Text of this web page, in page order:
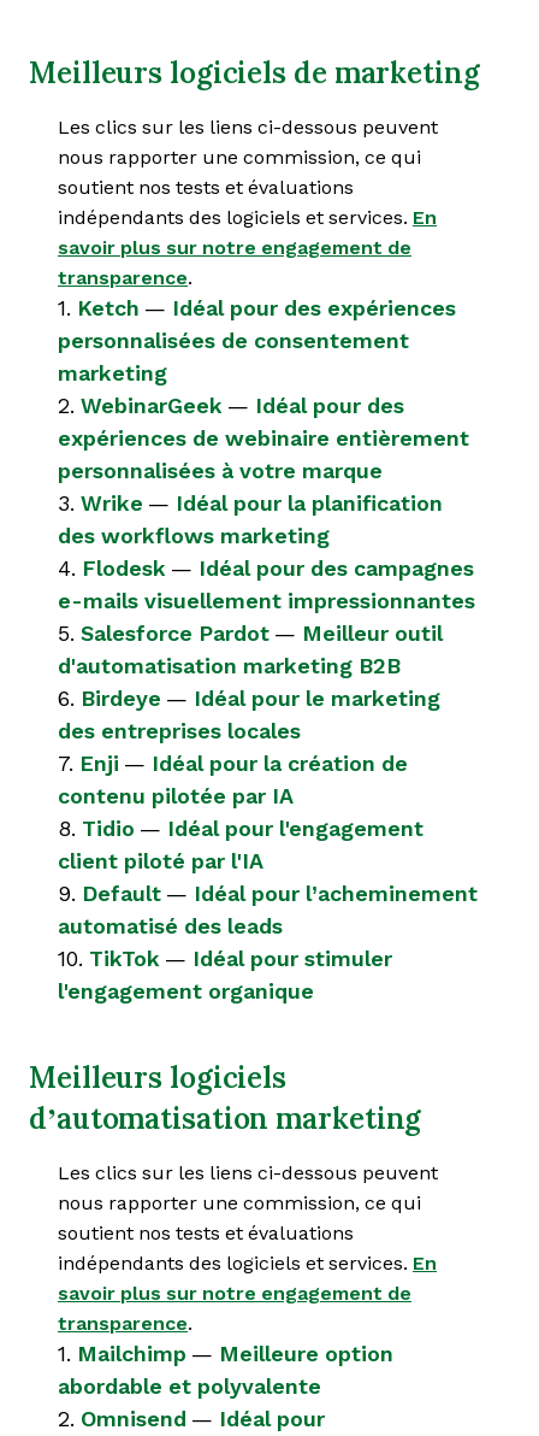
Meilleurs logiciels de marketing
Les clics sur les liens ci-dessous peuvent
nous rapporter une commission, ce qui
soutient nos tests et évaluations
indépendants des logiciels et services. En
savoir plus sur notre engagement de
transparence.
1. Ketch — Idéal pour des expériences
personnalisées de consentement
marketing
2. WebinarGeek — Idéal pour des
expériences de webinaire entièrement
personnalisées à votre marque
3. Wrike — Idéal pour la planification
des workflows marketing
4. Flodesk — Idéal pour des campagnes
e-mails visuellement impressionnantes
5. Salesforce Pardot — Meilleur outil
d'automatisation marketing B2B
6. Birdeye — Idéal pour le marketing
des entreprises locales
7. Enji — Idéal pour la création de
contenu pilotée par IA
8. Tidio — Idéal pour l'engagement
client piloté par l'IA
9. Default — Idéal pour l’acheminement
automatisé des leads
10. TikTok — Idéal pour stimuler
l'engagement organique
Meilleurs logiciels
d’automatisation marketing
Les clics sur les liens ci-dessous peuvent
nous rapporter une commission, ce qui
soutient nos tests et évaluations
indépendants des logiciels et services. En
savoir plus sur notre engagement de
transparence.
1. Mailchimp — Meilleure option
abordable et polyvalente
2. Omnisend — Idéal pour